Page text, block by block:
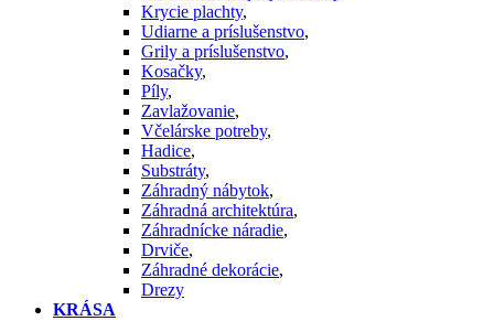
Krycie plachty,
Udiarne a príslušenstvo,
Grily a príslušenstvo,
Kosačky,
Píly,
Zavlažovanie,
Včelárske potreby,
Hadice,
Substráty,
Záhradný nábytok,
Záhradná architektúra,
Záhradnícke náradie,
Drviče,
Záhradné dekorácie,
Drezy
KRÁSA